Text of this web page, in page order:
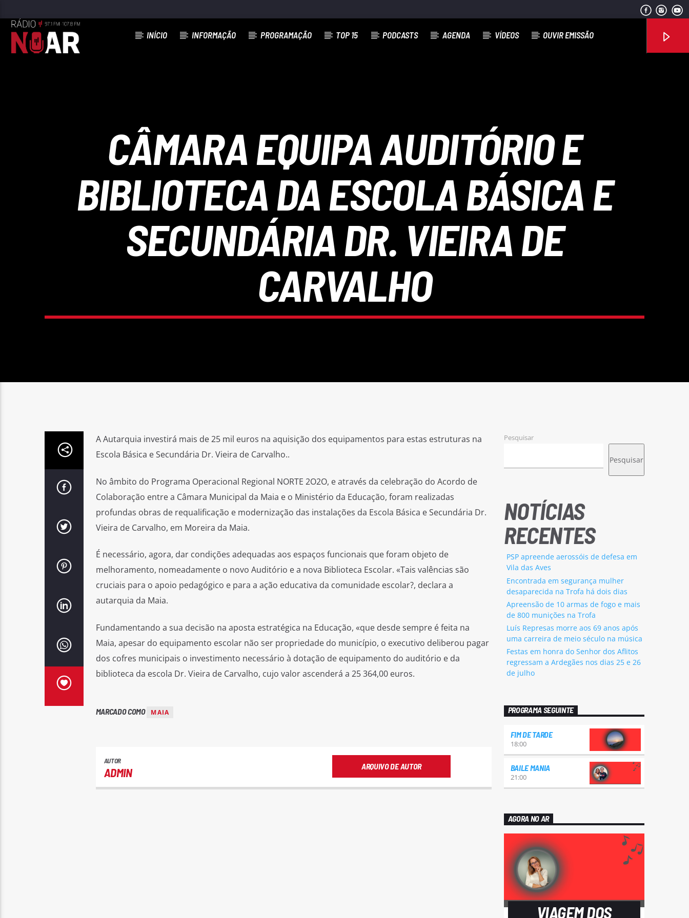
INÍCIO INFORMAÇÃO PROGRAMAÇÃO TOP 15 PODCASTS AGENDA VÍDEOS OUVIR EMISSÃO
CÂMARA EQUIPA AUDITÓRIO E
BIBLIOTECA DA ESCOLA BÁSICA E
SECUNDÁRIA DR. VIEIRA DE
CARVALHO
A Autarquia investirá mais de 25 mil euros na aquisição dos equipamentos para estas estruturas na
Escola Básica e Secundária Dr. Vieira de Carvalho..
No âmbito do Programa Operacional Regional NORTE 2O2O, e através da celebração do Acordo de
Colaboração entre a Câmara Municipal da Maia e o Ministério da Educação, foram realizadas
profundas obras de requalificação e modernização das instalações da Escola Básica e Secundária Dr.
Vieira de Carvalho, em Moreira da Maia.
É necessário, agora, dar condições adequadas aos espaços funcionais que foram objeto de
melhoramento, nomeadamente o novo Auditório e a nova Biblioteca Escolar. «Tais valências são
cruciais para o apoio pedagógico e para a ação educativa da comunidade escolar?, declara a
autarquia da Maia.
Fundamentando a sua decisão na aposta estratégica na Educação, «que desde sempre é feita na
Maia, apesar do equipamento escolar não ser propriedade do município, o executivo deliberou pagar
dos cofres municipais o investimento necessário à dotação de equipamento do auditório e da
biblioteca da escola Dr. Vieira de Carvalho, cujo valor ascenderá a 25 364,00 euros.
MARCADO COMO MAIA
AUTOR
ADMIN ARQUIVO DE AUTOR
Pesquisar
Pesquisar
NOTÍCIAS
RECENTES
PSP apreende aerossóis de defesa em
Vila das Aves
Encontrada em segurança mulher
desaparecida na Trofa há dois dias
Apreensão de 10 armas de fogo e mais
de 800 munições na Trofa
Luís Represas morre aos 69 anos após
uma carreira de meio século na música
Festas em honra do Senhor dos Aflitos
regressam a Ardegães nos dias 25 e 26
de julho
PROGRAMA SEGUINTE
FIM DE TARDE
18:00
BAILE MANIA
21:00
AGORA NO AR
VIAGEM DOS